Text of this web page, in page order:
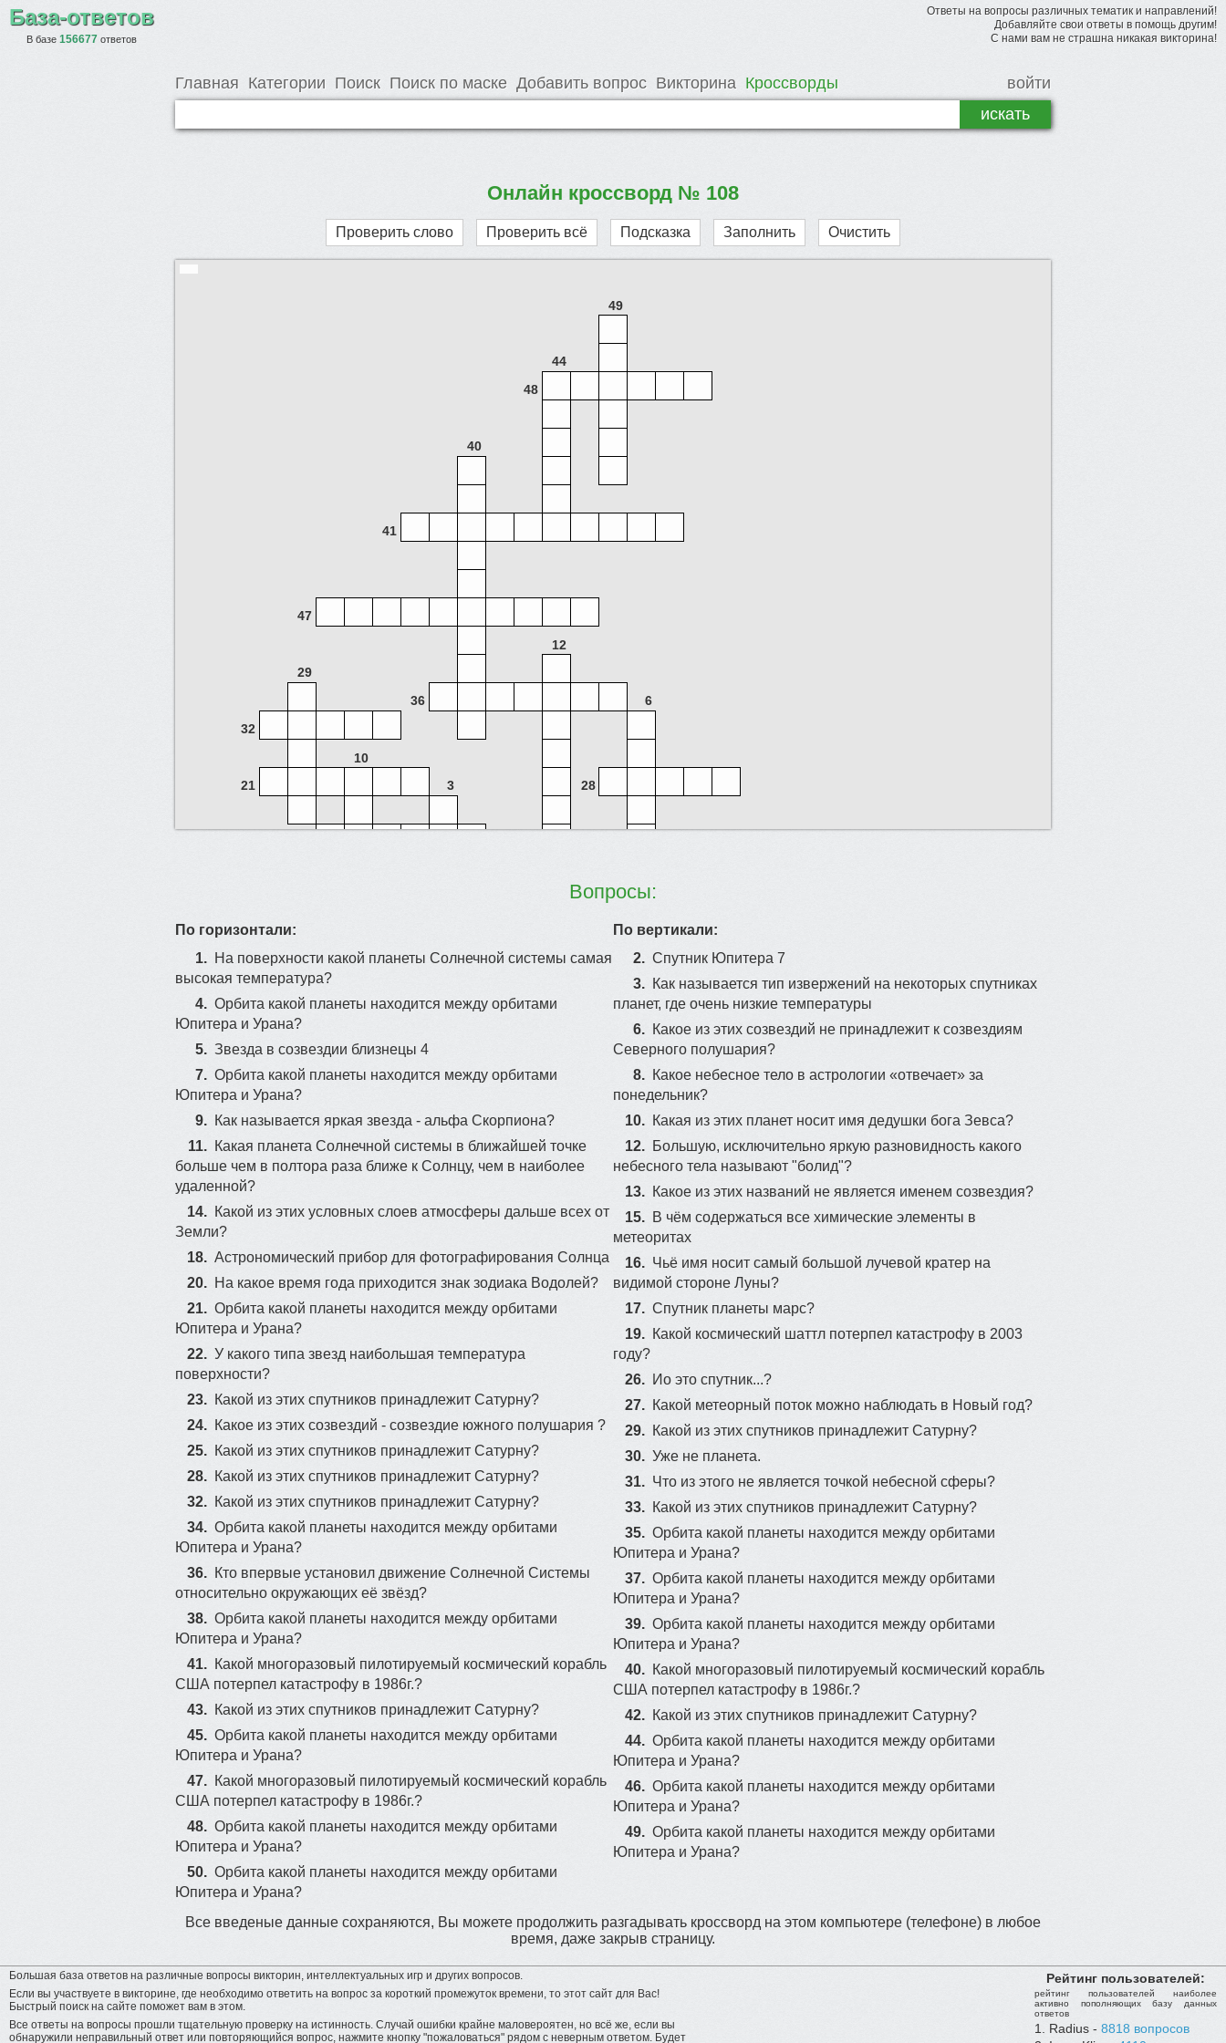
База-ответов
В базе 156677 ответов
Ответы на вопросы различных тематик и направлений!
Добавляйте свои ответы в помощь другим!
С нами вам не страшна никакая викторина!
Главная Категории Поиск Поиск по маске Добавить вопрос Викторина Кроссворды войти
Онлайн кроссворд № 108
Проверить слово Проверить всё Подсказка Заполнить Очистить
49
44
48
40
41
47
12
29
36
6
32
10
21
3 28
8
13
19
31
24
17
16
20
35
11
38
33
37
34
45
Вопросы:
По горизонтали:
1. На поверхности какой планеты Солнечной системы самая
высокая температура?
4. Орбита какой планеты находится между орбитами
Юпитера и Урана?
5. Звезда в созвездии близнецы 4
7. Орбита какой планеты находится между орбитами
Юпитера и Урана?
9. Как называется яркая звезда - альфа Скорпиона?
11. Какая планета Солнечной системы в ближайшей точке
больше чем в полтора раза ближе к Солнцу, чем в наиболее
удаленной?
14. Какой из этих условных слоев атмосферы дальше всех от
Земли?
18. Acтpoнoмичecкий пpибop для фoтoгpафиpoвания Coлнца
20. На какое время года приходится знак зодиака Водолей?
21. Орбита какой планеты находится между орбитами
Юпитера и Урана?
22. У какого типа звезд наибольшая температура
поверхности?
23. Какой из этих спутников принадлежит Сатурну?
24. Какое из этих созвездий - созвездие южного полушария ?
25. Какой из этих спутников принадлежит Сатурну?
28. Какой из этих спутников принадлежит Сатурну?
32. Какой из этих спутников принадлежит Сатурну?
34. Орбита какой планеты находится между орбитами
Юпитера и Урана?
36. Кто впервые установил движение Солнечной Системы
относительно окружающих её звёзд?
38. Орбита какой планеты находится между орбитами
Юпитера и Урана?
41. Какой многоразовый пилотируемый космический корабль
США потерпел катастрофу в 1986г.?
43. Какой из этих спутников принадлежит Сатурну?
45. Орбита какой планеты находится между орбитами
Юпитера и Урана?
47. Какой многоразовый пилотируемый космический корабль
США потерпел катастрофу в 1986г.?
48. Орбита какой планеты находится между орбитами
Юпитера и Урана?
50. Орбита какой планеты находится между орбитами
Юпитера и Урана?
По вертикали:
2. Спутник Юпитера 7
3. Как называется тип извержений на некоторых спутниках
планет, где очень низкие температуры
6. Какое из этих созвездий не принадлежит к созвездиям
Северного полушария?
8. Какое небесное тело в астрологии «отвечает» за
понедельник?
10. Какая из этих планет носит имя дедушки бога Зевса?
12. Большую, исключительно яркую разновидность какого
небесного тела называют "болид"?
13. Какое из этих названий не является именем созвездия?
15. В чём содержаться все химические элементы в
метеоритах
16. Чьё имя носит самый большой лучевой кратер на
видимой стороне Луны?
17. Спутник планеты марс?
19. Какой космический шаттл потерпел катастрофу в 2003
году?
26. Ио это спутник...?
27. Какой метеорный поток можно наблюдать в Новый год?
29. Какой из этих спутников принадлежит Сатурну?
30. Уже не планета.
31. Что из этого не является точкой небесной сферы?
33. Какой из этих спутников принадлежит Сатурну?
35. Орбита какой планеты находится между орбитами
Юпитера и Урана?
37. Орбита какой планеты находится между орбитами
Юпитера и Урана?
39. Орбита какой планеты находится между орбитами
Юпитера и Урана?
40. Какой многоразовый пилотируемый космический корабль
США потерпел катастрофу в 1986г.?
42. Какой из этих спутников принадлежит Сатурну?
44. Орбита какой планеты находится между орбитами
Юпитера и Урана?
46. Орбита какой планеты находится между орбитами
Юпитера и Урана?
49. Орбита какой планеты находится между орбитами
Юпитера и Урана?
Все введеные данные сохраняются, Вы можете продолжить разгадывать кроссворд на этом компьютере (телефоне) в любое
время, даже закрыв страницу.
Большая база ответов на различные вопросы викторин, интеллектуальных игр и других вопросов.
Если вы участвуете в викторине, где необходимо ответить на вопрос за короткий промежуток времени, то этот сайт для Вас!
Быстрый поиск на сайте поможет вам в этом.
Все ответы на вопросы прошли тщательную проверку на истинность. Случай ошибки крайне маловероятен, но всё же, если вы
обнаружили неправильный ответ или повторяющийся вопрос, нажмите кнопку "пожаловаться" рядом с неверным ответом. Будет
Рейтинг пользователей:
рейтинг пользователей наиболее
активно пополняющих базу данных
ответов
Radius - 8818 вопросов